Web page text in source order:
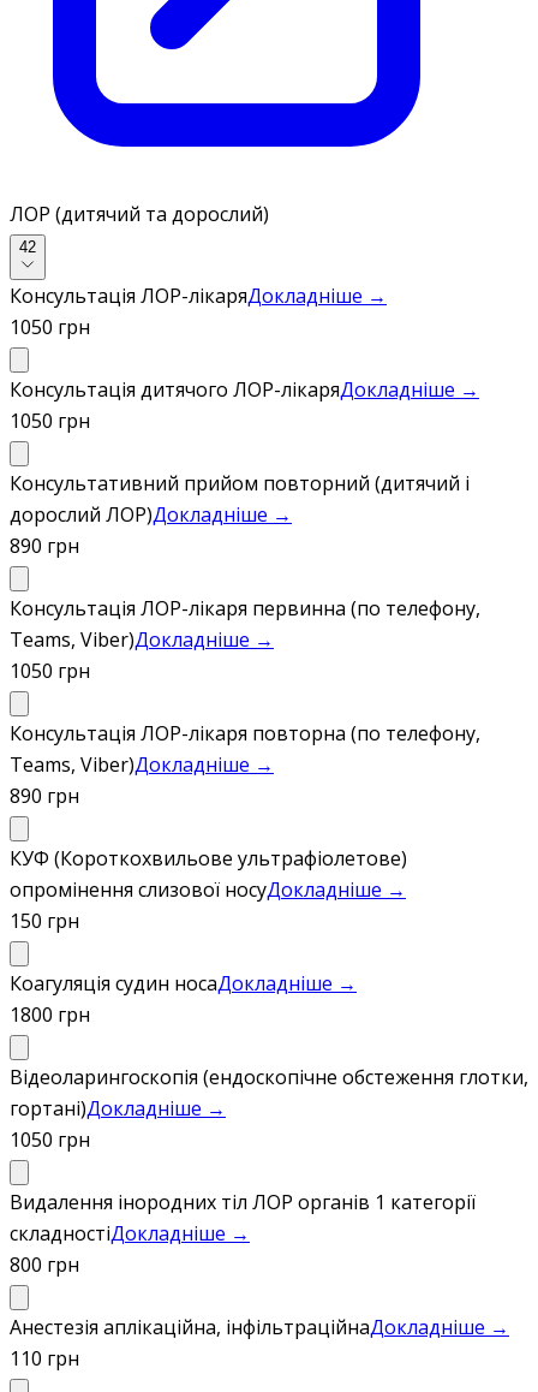
ЛОР (дитячий та дорослий)
42
Консультація ЛОР-лікаряДокладніше →
1050 грн
Консультація дитячого ЛОР-лікаряДокладніше →
1050 грн
Консультативний прийом повторний (дитячий і
дорослий ЛОР)Докладніше →
890 грн
Консультація ЛОР-лікаря первинна (по телефону,
Teams, Viber)Докладніше →
1050 грн
Консультація ЛОР-лікаря повторна (по телефону,
Teams, Viber)Докладніше →
890 грн
КУФ (Короткохвильове ультрафіолетове)
опромінення слизової носуДокладніше →
150 грн
Коагуляція судин носаДокладніше →
1800 грн
Відеоларингоскопія (ендоскопічне обстеження глотки,
гортані)Докладніше →
1050 грн
Видалення інородних тіл ЛОР органів 1 категорії
складностіДокладніше →
800 грн
Анестезія аплікаційна, інфільтраційнаДокладніше →
110 грн